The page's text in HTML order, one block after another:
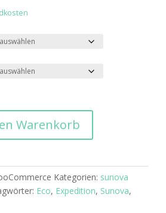
Warenkorb
Kategorien: sunova
Eco, Expedition, Sunova,